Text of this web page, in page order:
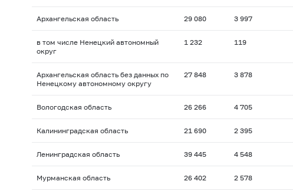
Архангельская область 29 080 3 997
в том числе Ненецкий автономный
округ
1 232 119
Архангельская область без данных по
Ненецкому автономному округу
27 848 3 878
Вологодская область 26 266 4 705
Калининградская область 21 690 2 395
Ленинградская область 39 445 4 548
Мурманская область 26 402 2 578